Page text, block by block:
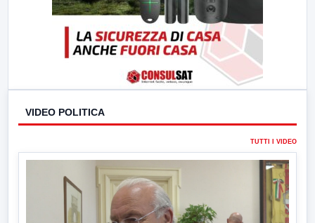
VIDEO POLITICA
TUTTI I VIDEO